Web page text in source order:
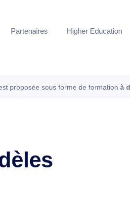
Partenaires Higher Education
proposée sous forme de formation à